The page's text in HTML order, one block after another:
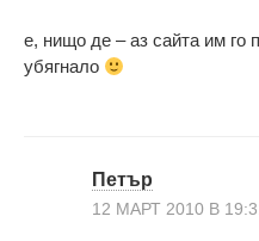
е, нищо де – аз сайта им го
убягнало
Петър
12 МАРТ 2010 В